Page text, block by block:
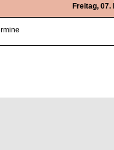
Freitag,